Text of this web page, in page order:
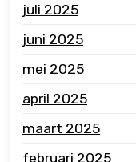
juli 2025
juni 2025
mei 2025
april 2025
maart 2025
februari 2025